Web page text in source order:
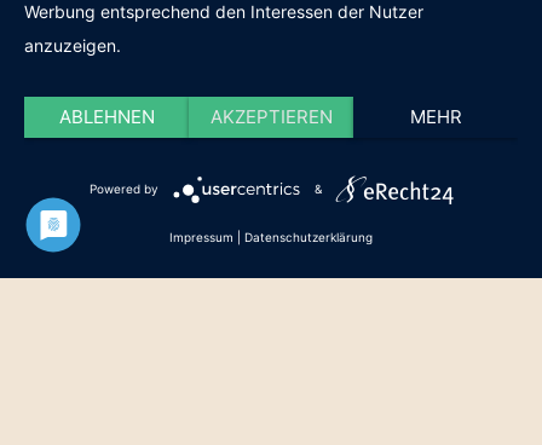
© 2021 stile-italiano.de
Werbung entsprechend den Interessen der Nutzer
anzuzeigen.
ABLEHNEN AKZEPTIEREN MEHR
Powered by &
Impressum Datenschutzerklärung